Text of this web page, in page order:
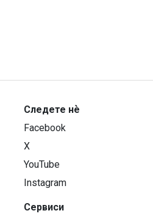
Следете нѐ
Facebook
X
YouTube
Instagram
Сервиси